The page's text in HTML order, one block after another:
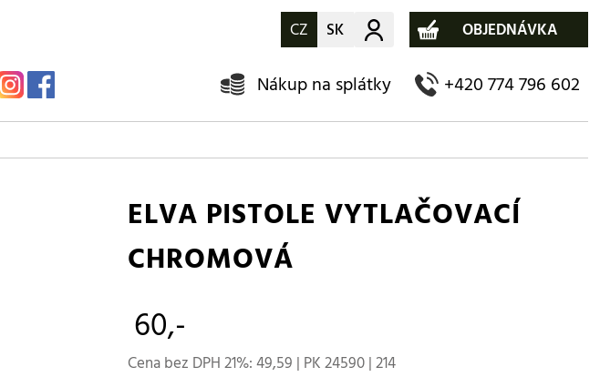
CZ SK Můj účet OBJEDNÁVKA
Nákup na splátky +420 774 796 602
ELVA PISTOLE VYTLAČOVACÍ
CHROMOVÁ
60,-
Cena bez DPH 21%: 49,59 | PK 24590 | 214